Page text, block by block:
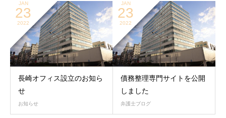
JAN
23
2022
長崎オフィス設立のお知ら
せ
お知らせ
JAN
23
2022
債務整理専門サイトを公開
しました
弁護士ブログ